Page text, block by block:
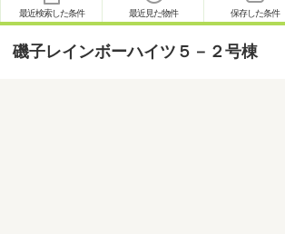
最近検索した条件 最近見た物件 保存した条件
磯子レインボーハイツ５－２号棟